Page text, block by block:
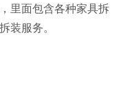
里面包含各种家具拆
装服务。